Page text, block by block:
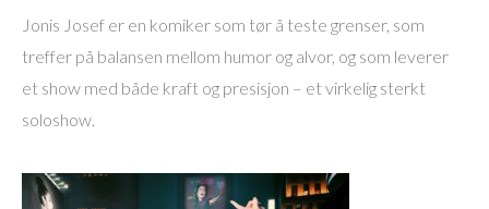
Jonis Josef er en komiker som tør å teste grenser, som
treffer på balansen mellom humor og alvor, og som leverer
et show med både kraft og presisjon – et virkelig sterkt
soloshow.